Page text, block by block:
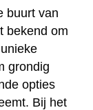
buurt van
bekend om
grondig
opties
Bij het